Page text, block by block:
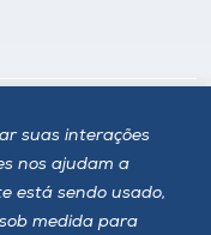
suas interações
nos ajudam a
está sendo usado,
medida para